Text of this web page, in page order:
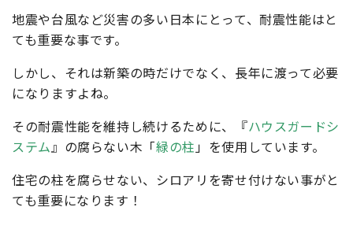
地震や台風など災害の多い日本にとって、耐震性能はと
ても重要な事です。
しかし、それは新築の時だけでなく、長年に渡って必要
になりますよね。
その耐震性能を維持し続けるために、『ハウスガードシ
ステム』の腐らない木「緑の柱」を使用しています。
住宅の柱を腐らせない、シロアリを寄せ付けない事がと
ても重要になります！